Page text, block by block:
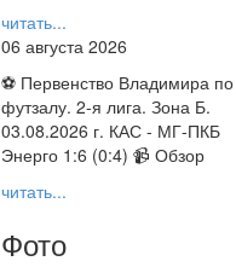
читать...
06 августа 2026
⚽ Первенство Владимира по
футзалу. 2-я лига. Зона Б.
03.08.2026 г. КАС - МГ-ПКБ
Энерго 1:6 (0:4) 📹 Обзор
читать...
Фото